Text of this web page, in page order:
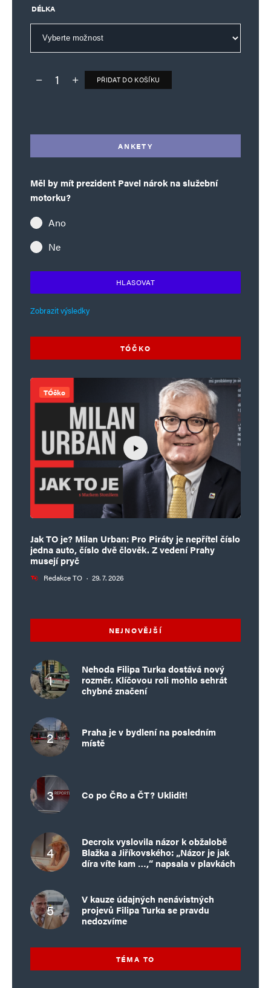
DÉLKA
Deník TO – verze bez reklam množství
PŘIDAT DO KOŠÍKU
ANKETY
Měl by mít prezident Pavel nárok na služební
motorku?
Ano
Ne
HLASOVAT
Zobrazit výsledky
TÓČKO
TÓčko
Jak TO je? Milan Urban: Pro Piráty je nepřítel číslo
jedna auto, číslo dvě člověk. Z vedení Prahy
musejí pryč
Redakce TO · 29. 7. 2026
NEJNOVĚJŠÍ
Nehoda Filipa Turka dostává nový
rozměr. Klíčovou roli mohlo sehrát
chybné značení
Praha je v bydlení na posledním
místě
Co po ČRo a ČT? Uklidit!
Decroix vyslovila názor k obžalobě
Blažka a Jiříkovského: „Názor je jak
díra víte kam …,“ napsala v plavkách
V kauze údajných nenávistných
projevů Filipa Turka se pravdu
nedozvíme
TÉMA TO